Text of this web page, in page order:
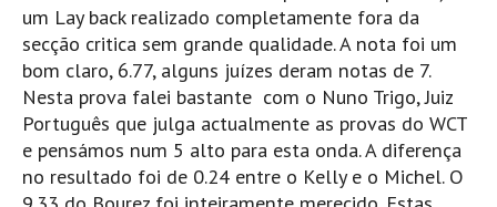
Praia do Navio HD
ERICEIRA HD
Ericeira HD
Ericeira - Ribeira D'Ilhas HD
Boardriders Ericeira HD
Ericeira Praias Sul HD
um Lay back realizado completamente fora da
secção critica sem grande qualidade. A nota foi um
bom claro, 6.77, alguns juízes deram notas de 7.
Nesta prova falei bastante com o Nuno Trigo, Juiz
Português que julga actualmente as provas do WCT
e pensámos num 5 alto para esta onda. A diferença
no resultado foi de 0.24 entre o Kelly e o Michel. O